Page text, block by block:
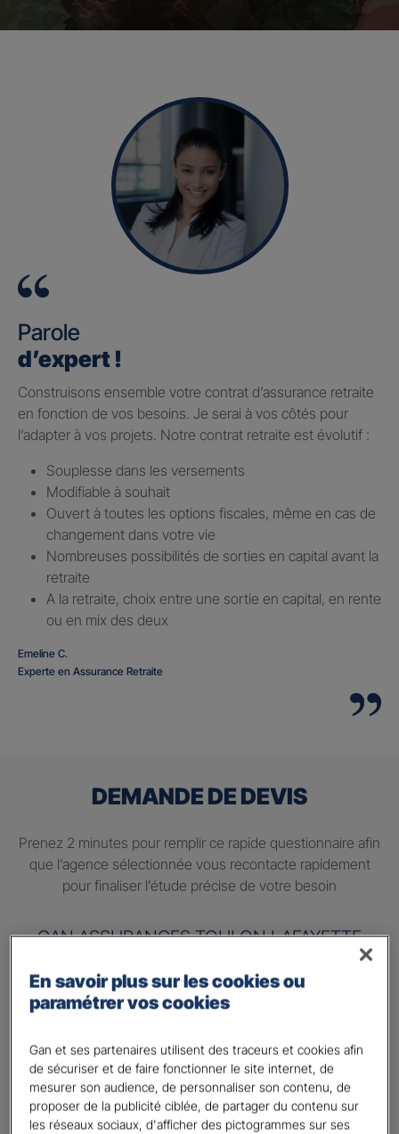
Parole
d’expert !
Construisons ensemble votre contrat d’assurance retraite
en fonction de vos besoins. Je serai à vos côtés pour
l’adapter à vos projets. Notre contrat retraite est évolutif :
Souplesse dans les versements
Modifiable à souhait
Ouvert à toutes les options fiscales, même en cas de
changement dans votre vie
Nombreuses possibilités de sorties en capital avant la
retraite
A la retraite, choix entre une sortie en capital, en rente
ou en mix des deux
Emeline C.
Experte en Assurance Retraite
DEMANDE DE DEVIS
Prenez 2 minutes pour remplir ce rapide questionnaire afin
que l’agence sélectionnée vous recontacte rapidement
pour finaliser l’étude précise de votre besoin
GAN ASSURANCES TOULON LAFAYETTE
Information sur votre besoin :
Préparer ma retraite
Percevoir un complément de revenu régulier à la
retraite
Percevoir un capital
En savoir plus sur les cookies ou
paramétrer vos cookies
Gan et ses partenaires utilisent des traceurs et cookies afin
de sécuriser et de faire fonctionner le site internet, de
mesurer son audience, de personnaliser son contenu, de
proposer de la publicité ciblée, de partager du contenu sur
les réseaux sociaux, d'afficher des pictogrammes sur ses